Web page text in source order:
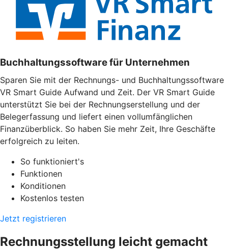
Buchhaltungssoftware für Unternehmen
Sparen Sie mit der Rechnungs- und Buchhaltungssoftware
VR Smart Guide Aufwand und Zeit. Der VR Smart Guide
unterstützt Sie bei der Rechnungserstellung und der
Belegerfassung und liefert einen vollumfänglichen
Finanzüberblick. So haben Sie mehr Zeit, Ihre Geschäfte
erfolgreich zu leiten.
So funktioniert's
Funktionen
Konditionen
Kostenlos testen
Jetzt registrieren
Rechnungsstellung leicht gemacht